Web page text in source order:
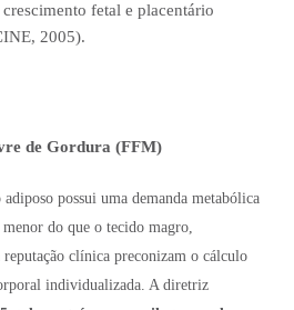
fetal e placentário
2005).
de Gordura (FFM)
possui uma demanda metabólica
do que o tecido magro,
reputação clínica preconizam o cálculo
individualizada. A diretriz